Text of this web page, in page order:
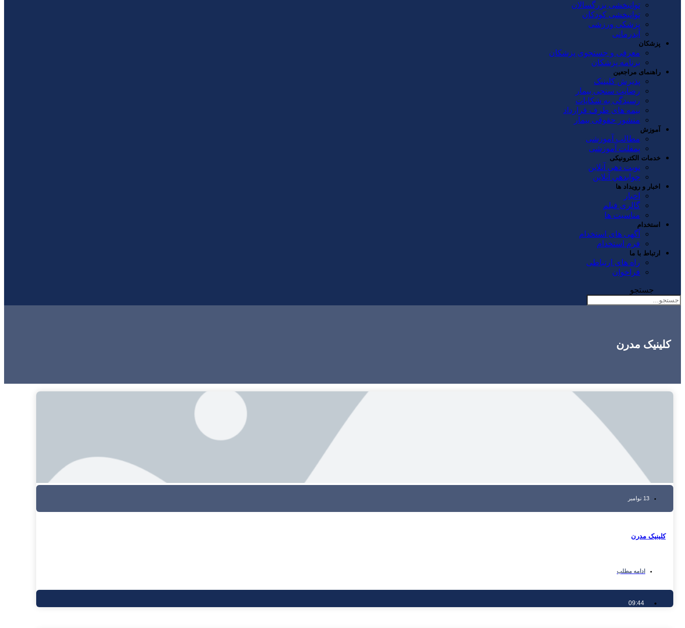
توانبخشی بزرگسالان
توانبخشی کودکان
پزشکی ورزشی
آبدرمانی
پزشکان
معرفی و جستجوی پزشکان
برنامه پزشکان
راهنمای مراجعین
پذیرش کلینیک
رضایت سنجی بیمار
رسیدگی به شکایات
بیمه های طرف قرارداد
منشور حقوقی بیمار
آموزش
مطالب آموزشی
پمفلت آموزشی
خدمات الکترونیکی
نوبت دهی آنلاین
جوابدهي آنلاين
اخبار و رویداد ها
اخبار
گالری فیلم
مناسبت ها
استخدام
آگهی های استخدام
فرم استخدام
ارتباط با ما
راه های ارتباطی
فراخوان
جستجو
کلینیک مدرن
13 نوامبر
کلینیک مدرن
ادامه مطلب
09:44